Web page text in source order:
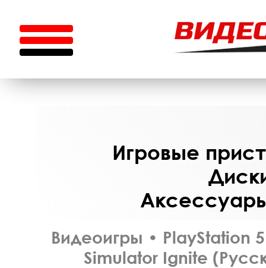
Игровые
Видеоигры • PlayStation 5
Simulator Ignite